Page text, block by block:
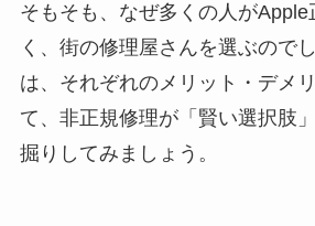
そもそも、なぜ多くの人が
く、街の修理屋さんを選ぶので
は、それぞれのメリット・デメ
て、非正規修理が「賢い選択肢
掘りしてみましょう。